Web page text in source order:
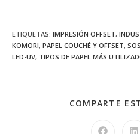
ETIQUETAS: IMPRESIÓN OFFSET,
KOMORI, PAPEL COUCHÉ Y OFFSET,
LED-UV, TIPOS DE PAPEL MÁS
COMPARTE